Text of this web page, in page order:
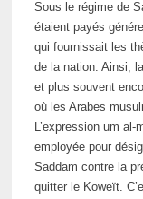
Sous le régime de
étaient payés
qui fournissait les
de la nation. Ainsi,
et plus souvent
où les Arabes
L’expression um
employée pour
Saddam contre la
quitter le Koweït.